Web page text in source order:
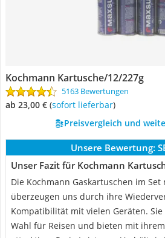
Kochmann Kartusche/12/227g
5163 Bewertungen
ab 23,00 € ( Sofort lieferbar)
Preisvergleich und
Unsere Bewertung:
Unser Fazit für Kochmann
Die Kochmann Gaskartuschen im Set
überzeugen uns durch ihre
Kompatibilität mit vielen Geräten.
Wahl für Reisen und bieten mit